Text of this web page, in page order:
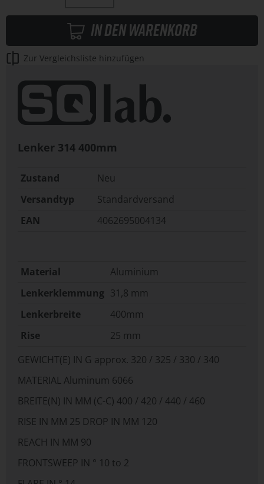
In den Warenkorb
Zur Vergleichsliste hinzufügen
Lenker 314 400mm
Zustand
Neu
Versandtyp
Standardversand
EAN
4062695004134
Material
Aluminium
Lenkerklemmung 31,8 mm
Lenkerbreite
400mm
Rise
25 mm
GEWICHT(E) IN G approx. 320 / 325 / 330 / 340
MATERIAL Aluminum 6066
BREITE(N) IN MM (C-C) 400 / 420 / 440 / 460
RISE IN MM 25 DROP IN MM 120
REACH IN MM 90
FRONTSWEEP IN ° 10 to 2